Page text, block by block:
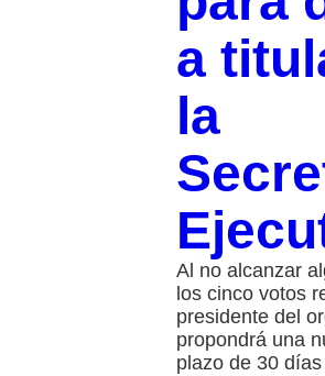
a
la
Al no alcanzar
los cinco votos
presidente del
propondrá una
plazo de 30 días